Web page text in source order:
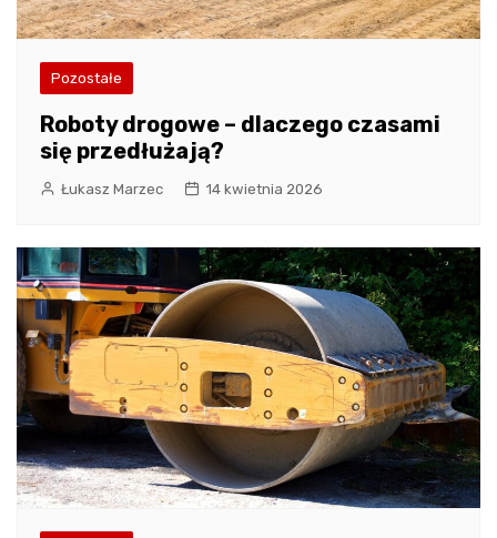
Pozostałe
Roboty drogowe – dlaczego czasami
się przedłużają?
Łukasz Marzec 14 kwietnia 2026